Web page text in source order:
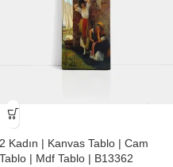
-23%
2 Kadın | Kanvas Tablo | Cam
Tablo | Mdf Tablo | B13362